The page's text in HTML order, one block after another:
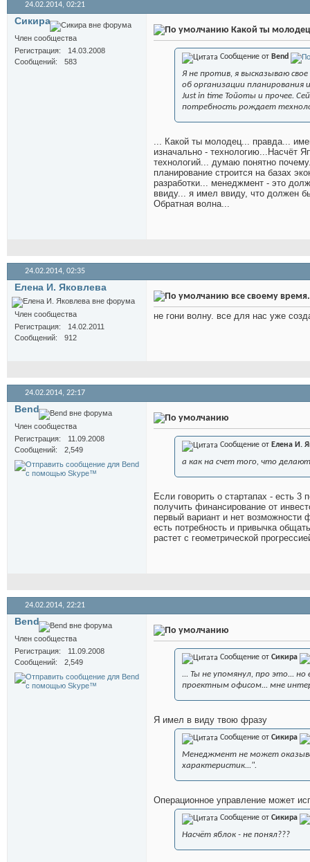
24.02.2014, 02:21
Сикира
Член сообщества
Регистрация
14.03.2008
Сообщений
583
Какой ты
Сообщение от Bend
Я не против, я высказываю
об организации планирования
Just in time Тойоты и прочее.
потребность рождает
... Какой ты молодец... правда...
изначально - технологию...Насчёт
технологий... думаю понятно
планирование строится на базах
разработки... менеджмент - это
ввиду... я имел ввиду, что должен
Обратная волна...
24.02.2014, 02:35
Елена И. Яковлева
Член сообщества
Регистрация
14.02.2011
Сообщений
912
все своему
не гони волну. все для нас уже
24.02.2014, 22:17
Bend
Член сообщества
Регистрация
11.09.2008
Сообщений
2,549
Сообщение от Елена И.
а как на счет того, что
Если говорить о стартапах - есть
получить финансирование от
первый вариант и нет возможности
есть потребность и привычка
растет с геометрической
24.02.2014, 22:21
Bend
Член сообщества
Регистрация
11.09.2008
Сообщений
2,549
Сообщение от Сикира
... Ты не упомянул, про это...
проектным офисом... мне
Я имел в виду твою фразу
Сообщение от Сикира
Менеджмент не может
характеристик...".
Операционное управление может
Сообщение от Сикира
Насчёт яблок - не понял???